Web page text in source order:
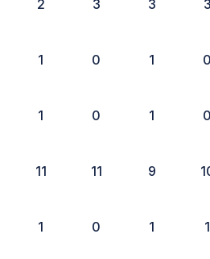
2 3 3 3
1 0 1 0
1 0 1 0
11 11 9
1 0 1 1